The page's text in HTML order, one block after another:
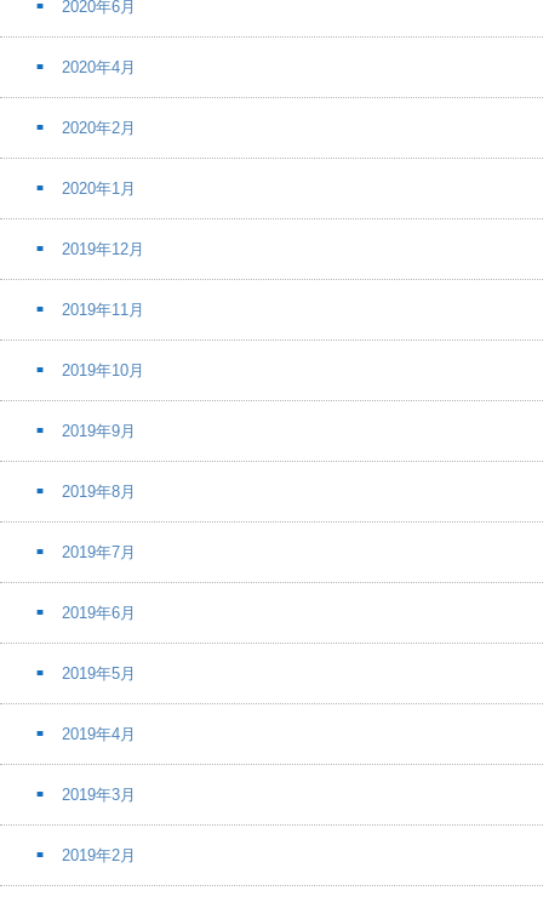
2020年6月
2020年4月
2020年2月
2020年1月
2019年12月
2019年11月
2019年10月
2019年9月
2019年8月
2019年7月
2019年6月
2019年5月
2019年4月
2019年3月
2019年2月